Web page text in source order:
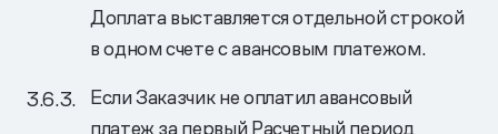
Доплата выставляется отдельной строкой
в одном счете с авансовым платежом.
Если Заказчик не оплатил авансовый
платеж за первый Расчетный период